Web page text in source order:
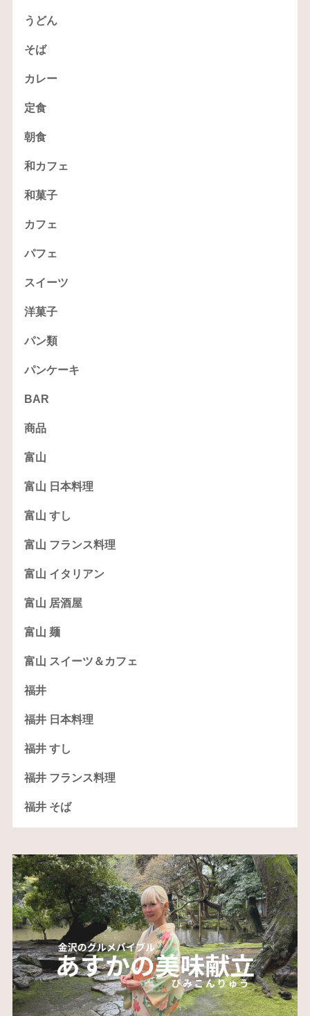
うどん
そば
カレー
定食
朝食
和カフェ
和菓子
カフェ
パフェ
スイーツ
洋菓子
パン類
パンケーキ
BAR
商品
富山
富山 日本料理
富山 すし
富山 フランス料理
富山 イタリアン
富山 居酒屋
富山 麺
富山 スイーツ＆カフェ
福井
福井 日本料理
福井 すし
福井 フランス料理
福井 そば